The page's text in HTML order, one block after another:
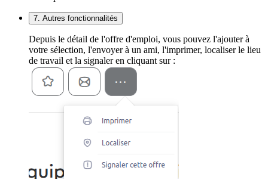
7. Autres fonctionnalités
Depuis le détail de l'offre d'emploi, vous pouvez l'ajouter à
votre sélection, l'envoyer à un ami, l'imprimer, localiser le lieu
de travail et la signaler en cliquant sur :